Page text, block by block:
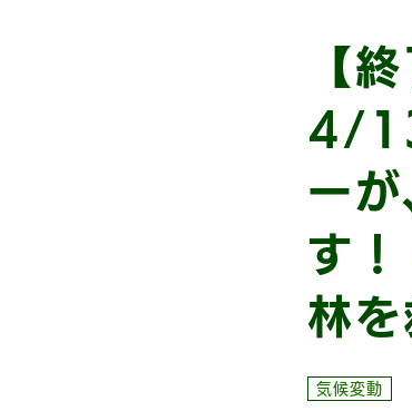
【
4/
ー
す
林
気候変動